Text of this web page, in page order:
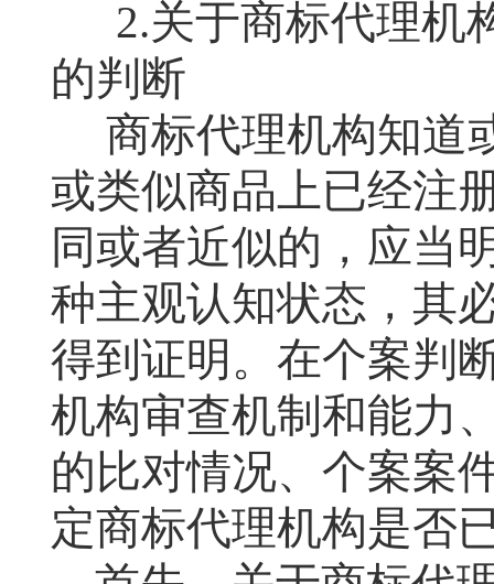
2.关于商标代理机
的判断
商标代理机构知道
或类似商品上已经注
同或者近似的，应当
种主观认知状态，其
得到证明。在个案判
机构审查机制和能力
的比对情况、个案案
定商标代理机构是否